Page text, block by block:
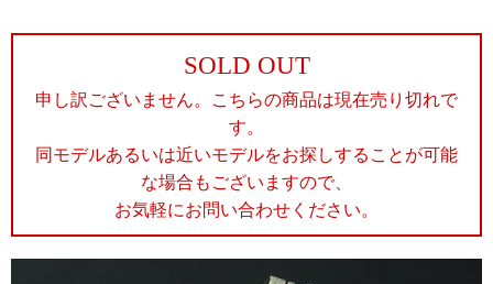
SOLD OUT
申し訳ございません。こちらの商品は現在売り切れで
す。
同モデルあるいは近いモデルをお探しすることが可能
な場合もございますので、
お気軽にお問い合わせください。